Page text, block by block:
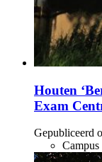
Houten
Exam
Gepubliceerd
Campus